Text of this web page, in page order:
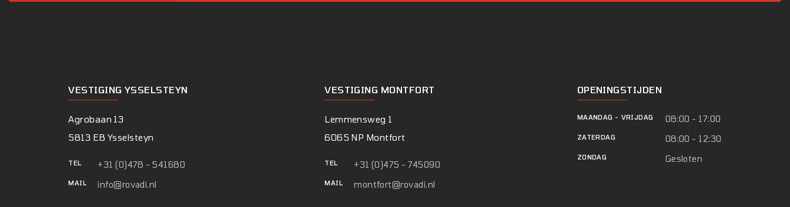
VESTIGING YSSELSTEYN
Agrobaan 13
5813 EB Ysselsteyn
TEL +31 (0)478 - 541680
MAIL info@rovadi.nl
VESTIGING MONTFORT
Lemmensweg 1
6065 NP Montfort
TEL +31 (0)475 - 745090
MAIL montfort@rovadi.nl
OPENINGSTIJDEN
MAANDAG - VRIJDAG 08:00 - 17:00
ZATERDAG 08:00 - 12:30
ZONDAG Gesloten